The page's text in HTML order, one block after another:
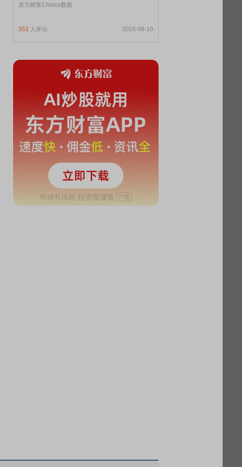
东方财富Choice数据
353 人评论 2026-08-10